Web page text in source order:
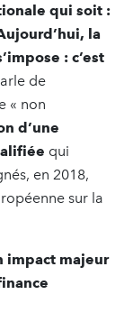
qui soit :
la
: c’est
de
« non
d’une
qui
en 2018,
sur la
impact majeur